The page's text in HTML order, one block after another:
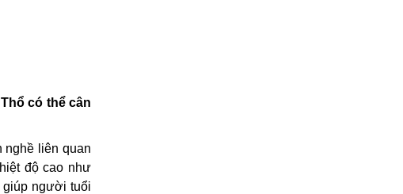
có thể cân
nghề liên quan
độ cao như
giúp người tuổi